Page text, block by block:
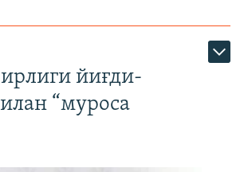
йиғди-
“муроса